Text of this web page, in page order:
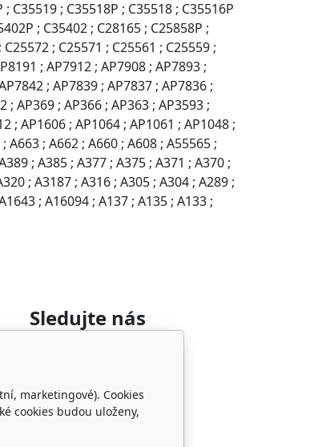
C35519 ; C35518P ; C35518 ; C35516P
; C35402 ; C28165 ; C25858P ;
; C25571 ; C25561 ; C25559 ;
; AP7912 ; AP7908 ; AP7893 ;
; AP7839 ; AP7837 ; AP7836 ;
; AP369 ; AP366 ; AP363 ; AP3593 ;
; AP1606 ; AP1064 ; AP1061 ; AP1048 ;
A663 ; A662 ; A660 ; A608 ; A55565 ;
; A385 ; A377 ; A375 ; A371 ; A370 ;
; A3187 ; A316 ; A305 ; A304 ; A289 ;
; A16094 ; A137 ; A135 ; A133 ;
Sledujte nás
marketingové). Cookies
cookies budou uloženy,